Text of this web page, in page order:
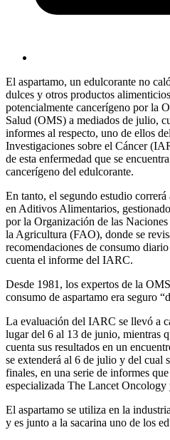
El aspartamo, un edulcorante no
dulces y otros productos
potencialmente cancerígeno por la
Salud (OMS) a mediados de julio,
informes al respecto, uno de ellos
Investigaciones sobre el Cáncer
de esta enfermedad que se
cancerígeno del edulcorante.
En tanto, el segundo estudio
en Aditivos Alimentarios,
por la Organización de las
la Agricultura (FAO), donde se
recomendaciones de consumo
cuenta el informe del IARC.
Desde 1981, los expertos de la
consumo de aspartamo era seguro
La evaluación del IARC se llevó a
lugar del 6 al 13 de junio, mientras
cuenta sus resultados en un
se extenderá al 6 de julio y del cual
finales, en una serie de informes
especializada The Lancet
El aspartamo se utiliza en la
y es junto a la sacarina uno de los